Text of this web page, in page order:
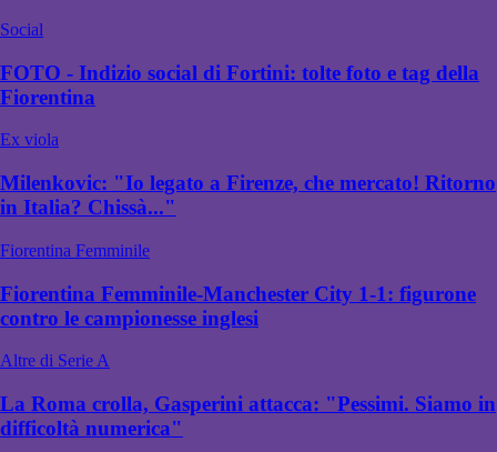
Social
FOTO - Indizio social di Fortini: tolte foto e tag della
Fiorentina
Ex viola
Milenkovic: "Io legato a Firenze, che mercato! Ritorno
in Italia? Chissà..."
Fiorentina Femminile
Fiorentina Femminile-Manchester City 1-1: figurone
contro le campionesse inglesi
Altre di Serie A
La Roma crolla, Gasperini attacca: "Pessimi. Siamo in
difficoltà numerica"